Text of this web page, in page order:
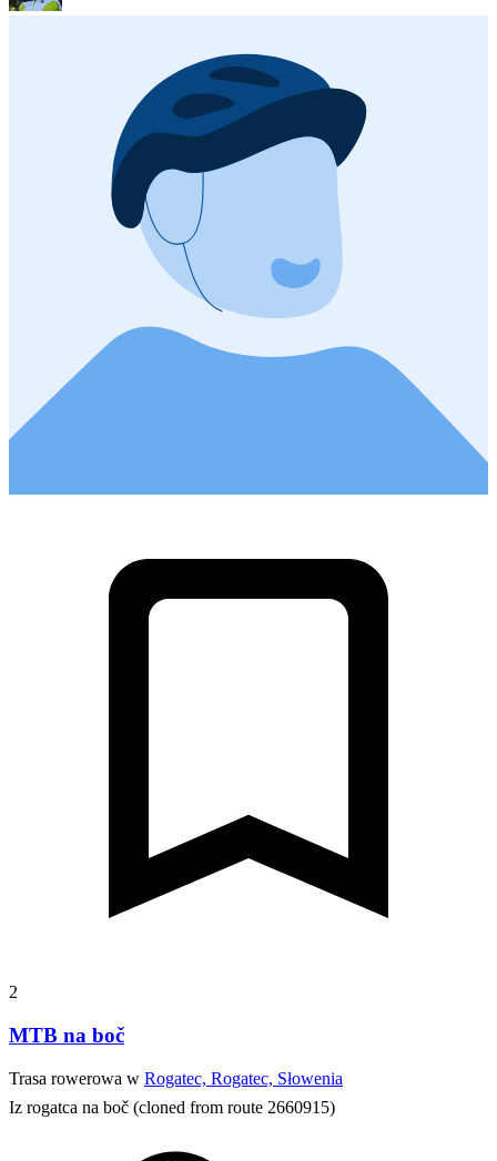
2
MTB na boč
Trasa rowerowa w Rogatec, Rogatec, Słowenia
Iz rogatca na boč (cloned from route 2660915)